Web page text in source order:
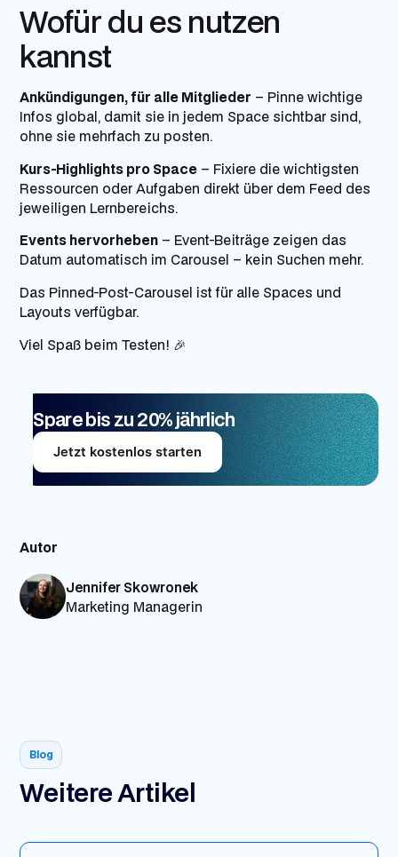
Wofür du es nutzen
kannst
Ankündigungen, für alle Mitglieder – Pinne wichtige
Infos global, damit sie in jedem Space sichtbar sind,
ohne sie mehrfach zu posten.
Kurs-Highlights pro Space – Fixiere die wichtigsten
Ressourcen oder Aufgaben direkt über dem Feed des
jeweiligen Lernbereichs.
Events hervorheben – Event-Beiträge zeigen das
Datum automatisch im Carousel – kein Suchen mehr.
Das Pinned-Post-Carousel ist für alle Spaces und
Layouts verfügbar.
Viel Spaß beimTesten! 🎉
Spare bis zu 20% jährlich
Jetzt kostenlos starten
Autor
Jennifer Skowronek
Marketing Managerin
Blog
Weitere Artikel